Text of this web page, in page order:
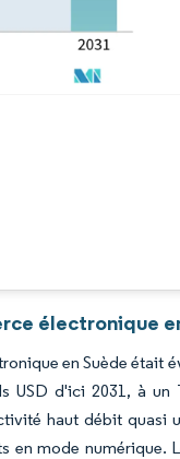
électronique
en Suède était
USD d'ici 2031, à
haut débit quasi
en mode numérique.